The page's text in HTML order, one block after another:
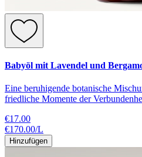
Babyöl mit Lavendel und
Eine beruhigende botanische
friedliche Momente der
€17.00
€170.00/L
Hinzufügen